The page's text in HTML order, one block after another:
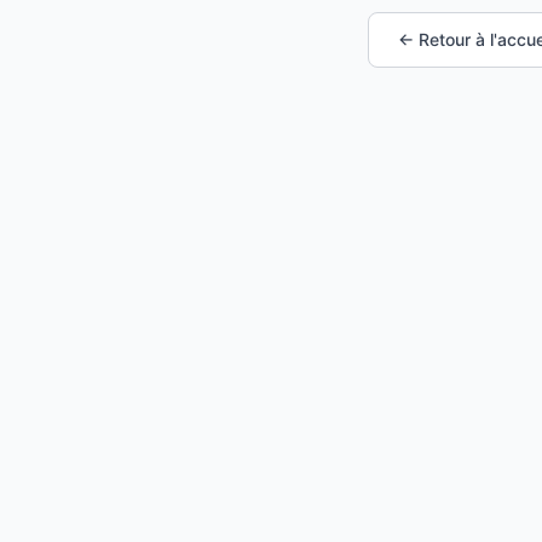
← Retour à